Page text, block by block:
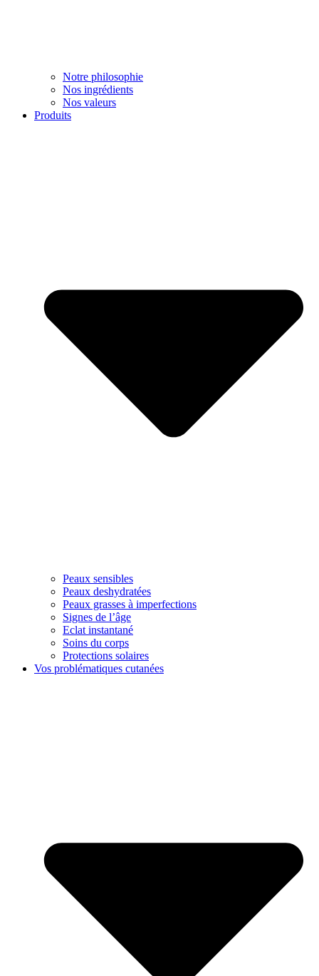
Notre philosophie
Nos ingrédients
Nos valeurs
Produits
Peaux sensibles
Peaux deshydratées
Peaux grasses à imperfections
Signes de l’âge
Eclat instantané
Soins du corps
Protections solaires
Vos problématiques cutanées